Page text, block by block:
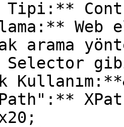
arama
Selector